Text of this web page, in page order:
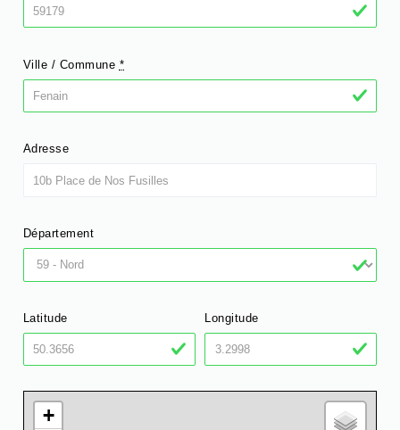
Ville / Commune *
Adresse
Département
Latitude Longitude
+